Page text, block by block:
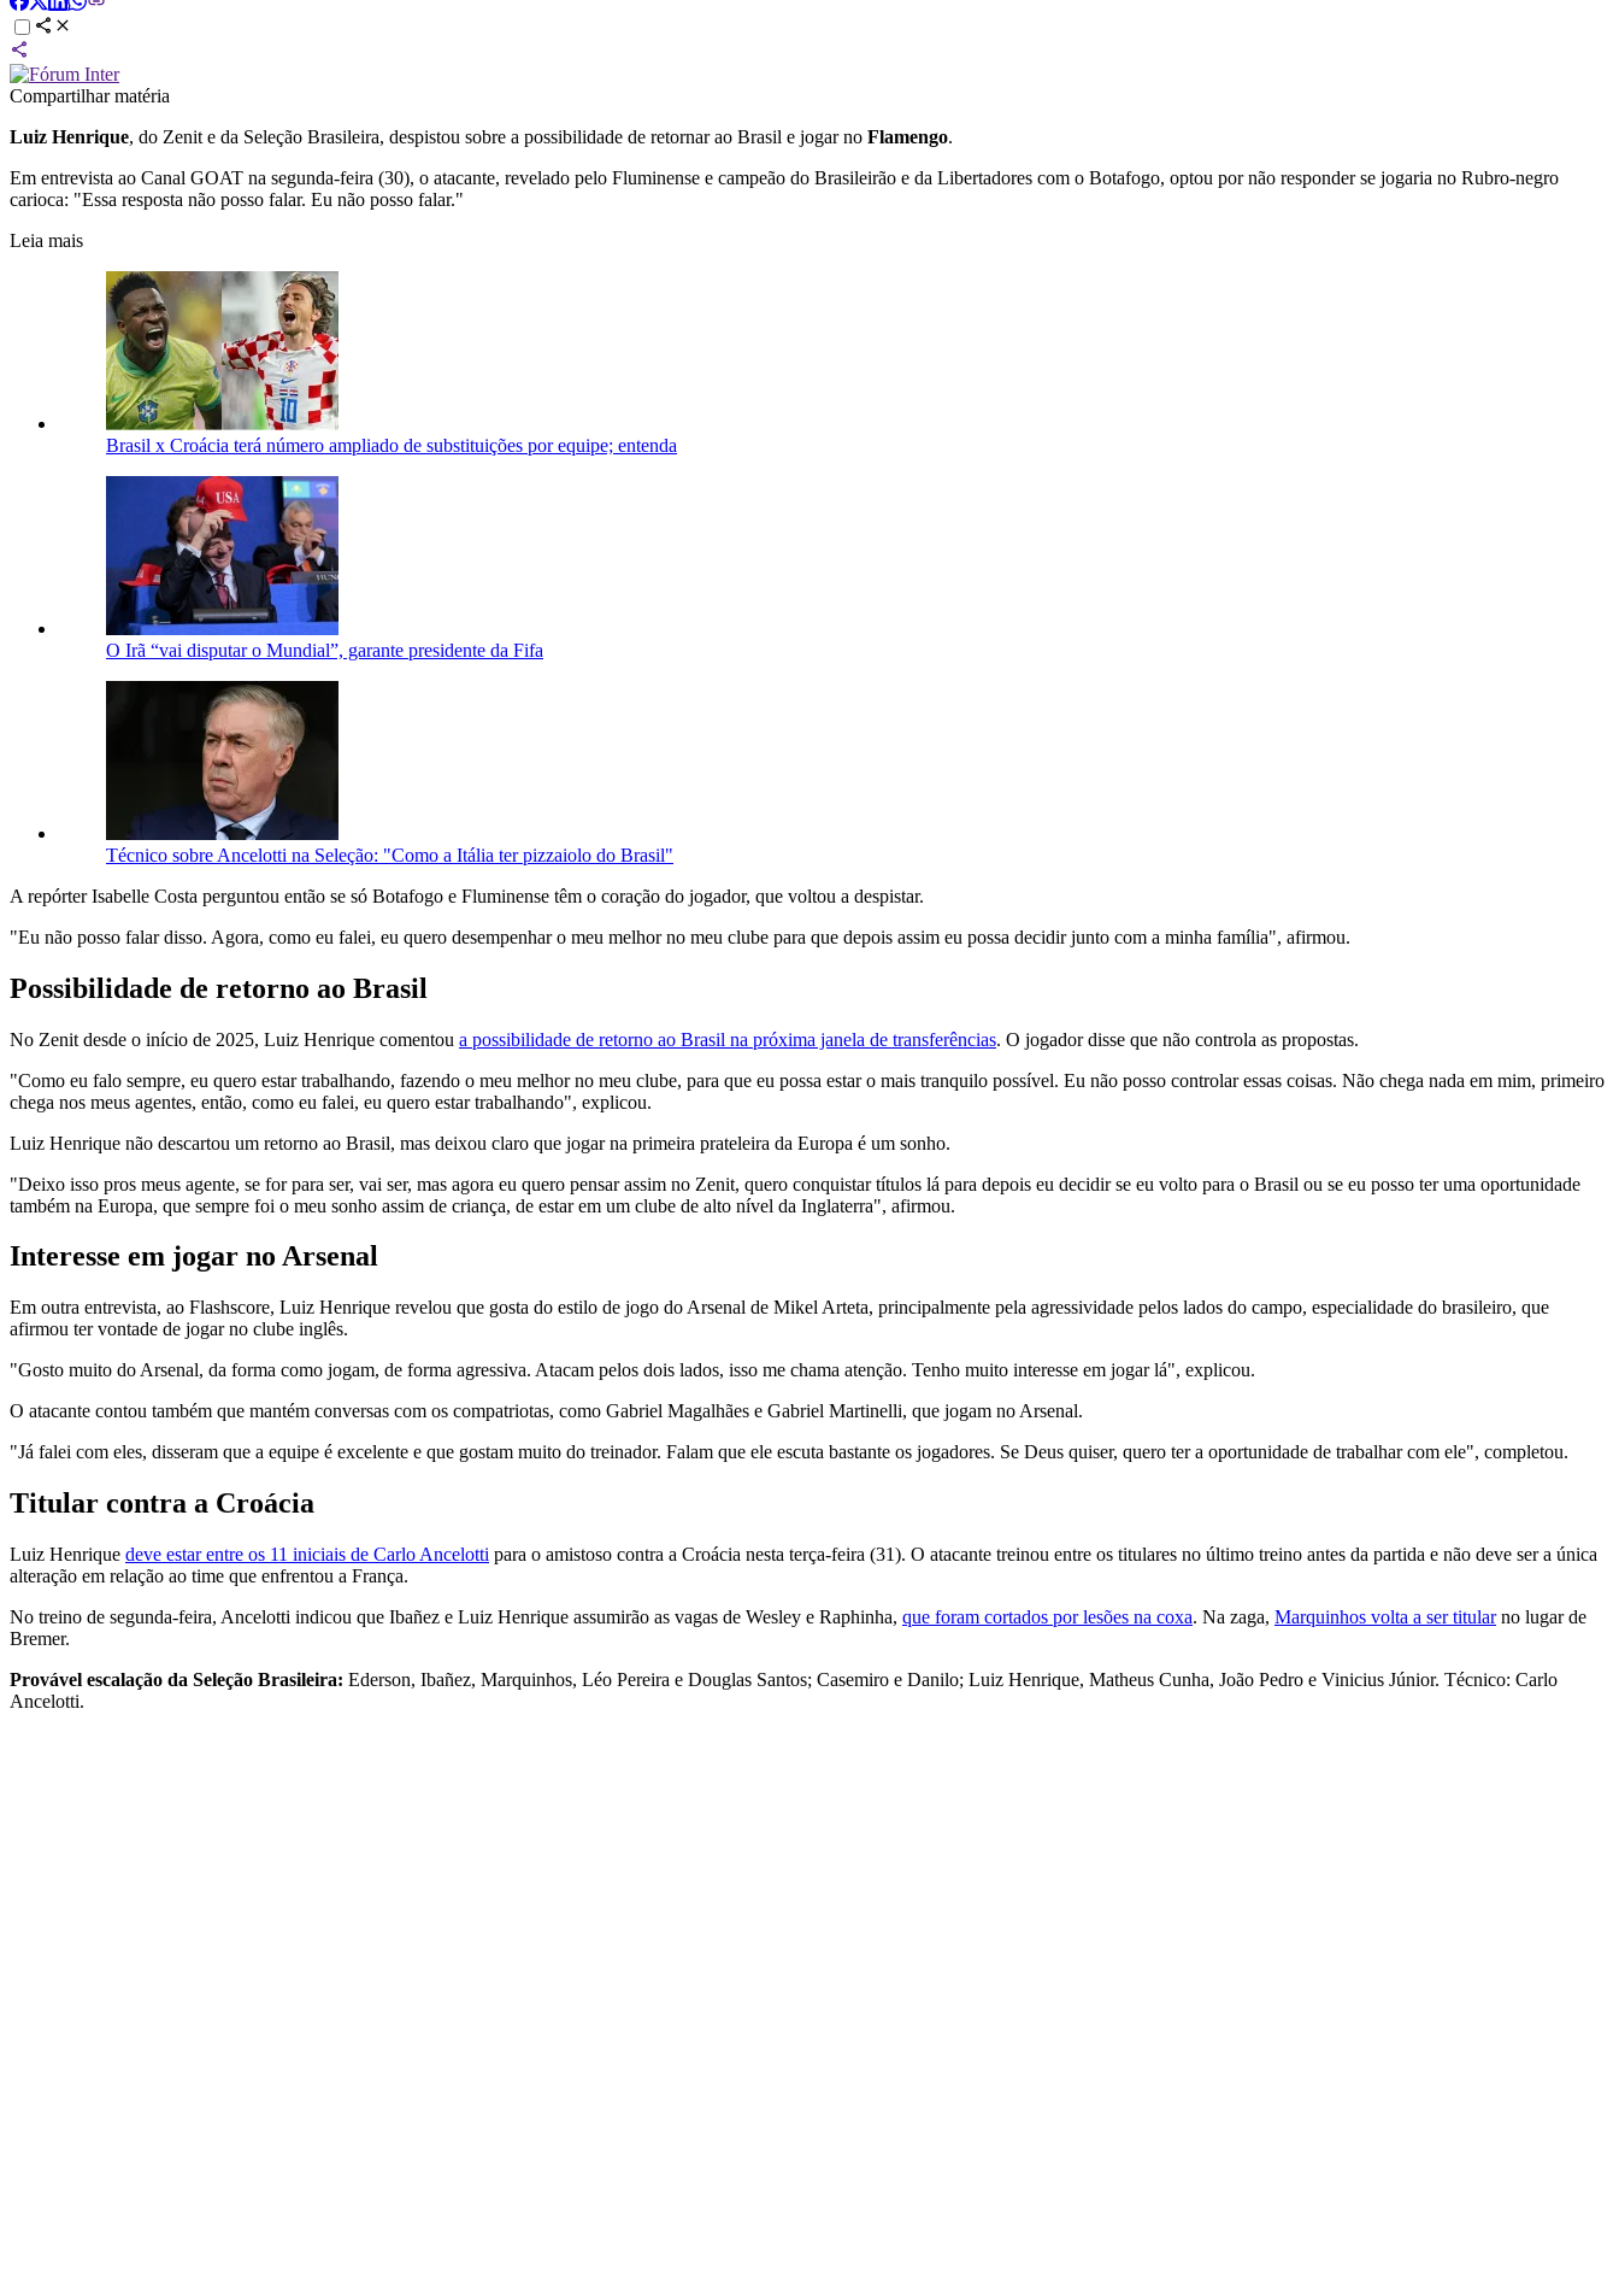
Compartilhar matéria
Luiz Henrique, do Zenit e da Seleção Brasileira, despistou sobre a possibilidade de retornar ao Brasil e jogar no Flamengo.
Em entrevista ao Canal GOAT na segunda-feira (30), o atacante, revelado pelo Fluminense e campeão do Brasileirão e da Libertadores com o Botafogo, optou por não responder se jogaria no Rubro-negro
carioca: "Essa resposta não posso falar. Eu não posso falar."
Leia mais
Brasil x Croácia terá número ampliado de substituições por equipe; entenda
O Irã “vai disputar o Mundial”, garante presidente da Fifa
Técnico sobre Ancelotti na Seleção: "Como a Itália ter pizzaiolo do Brasil"
A repórter Isabelle Costa perguntou então se só Botafogo e Fluminense têm o coração do jogador, que voltou a despistar.
"Eu não posso falar disso. Agora, como eu falei, eu quero desempenhar o meu melhor no meu clube para que depois assim eu possa decidir junto com a minha família", afirmou.
Possibilidade de retorno ao Brasil
No Zenit desde o início de 2025, Luiz Henrique comentou a possibilidade de retorno ao Brasil na próxima janela de transferências. O jogador disse que não controla as propostas.
"Como eu falo sempre, eu quero estar trabalhando, fazendo o meu melhor no meu clube, para que eu possa estar o mais tranquilo possível. Eu não posso controlar essas coisas. Não chega nada em mim, primeiro
chega nos meus agentes, então, como eu falei, eu quero estar trabalhando", explicou.
Luiz Henrique não descartou um retorno ao Brasil, mas deixou claro que jogar na primeira prateleira da Europa é um sonho.
"Deixo isso pros meus agente, se for para ser, vai ser, mas agora eu quero pensar assim no Zenit, quero conquistar títulos lá para depois eu decidir se eu volto para o Brasil ou se eu posso ter uma oportunidade
também na Europa, que sempre foi o meu sonho assim de criança, de estar em um clube de alto nível da Inglaterra", afirmou.
Interesse em jogar no Arsenal
Em outra entrevista, ao Flashscore, Luiz Henrique revelou que gosta do estilo de jogo do Arsenal de Mikel Arteta, principalmente pela agressividade pelos lados do campo, especialidade do brasileiro, que
afirmou ter vontade de jogar no clube inglês.
"Gosto muito do Arsenal, da forma como jogam, de forma agressiva. Atacam pelos dois lados, isso me chama atenção. Tenho muito interesse em jogar lá", explicou.
O atacante contou também que mantém conversas com os compatriotas, como Gabriel Magalhães e Gabriel Martinelli, que jogam no Arsenal.
"Já falei com eles, disseram que a equipe é excelente e que gostam muito do treinador. Falam que ele escuta bastante os jogadores. Se Deus quiser, quero ter a oportunidade de trabalhar com ele", completou.
Titular contra a Croácia
Luiz Henrique deve estar entre os 11 iniciais de Carlo Ancelotti para o amistoso contra a Croácia nesta terça-feira (31). O atacante treinou entre os titulares no último treino antes da partida e não deve ser a única
alteração em relação ao time que enfrentou a França.
No treino de segunda-feira, Ancelotti indicou que Ibañez e Luiz Henrique assumirão as vagas de Wesley e Raphinha, que foram cortados por lesões na coxa. Na zaga, Marquinhos volta a ser titularno lugar de
Bremer.
Provável escalação da Seleção Brasileira: Ederson, Ibañez, Marquinhos, Léo Pereira e Douglas Santos; Casemiro e Danilo; Luiz Henrique, Matheus Cunha, João Pedro e Vinicius Júnior. Técnico: Carlo
Ancelotti.